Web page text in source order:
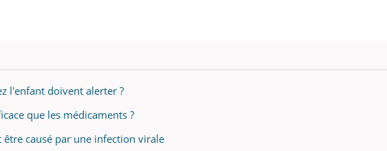
l'enfant doivent alerter ?
que les médicaments ?
causé par une infection virale